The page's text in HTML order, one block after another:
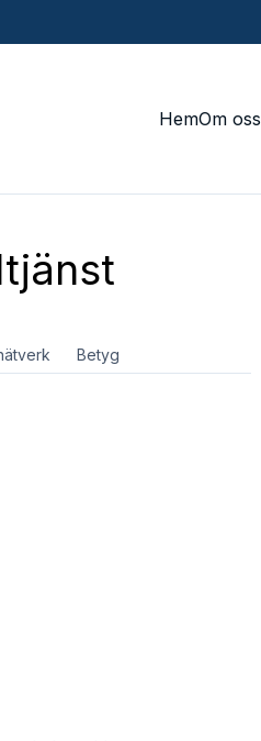
HemOm oss
Betyg